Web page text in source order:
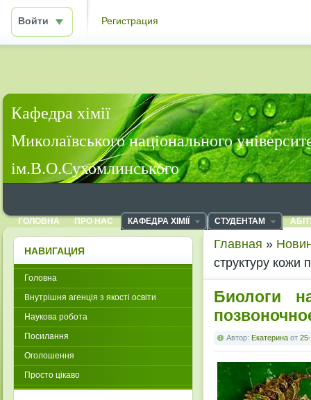
Войти Регистрация
Кафедра хімії
Миколаївського національного
ім.В.О.Сухомлинського
ГОЛОВНА ПРО НАС КАФЕДРА ХІМІЇ СТУДЕНТАМ
Главная »
структуру кожи
Биологи
Автор: Екатерина от
НАВИГАЦИЯ
Головна
Внутрішня агенція з якості освіти
Наукова робота
Посилання
Оголошення
Просто цікаво